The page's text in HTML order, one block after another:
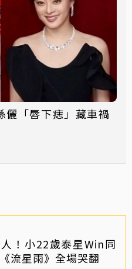
儷「唇下痣」藏車禍
！小22歲泰星Win同
流星雨》全場哭翻